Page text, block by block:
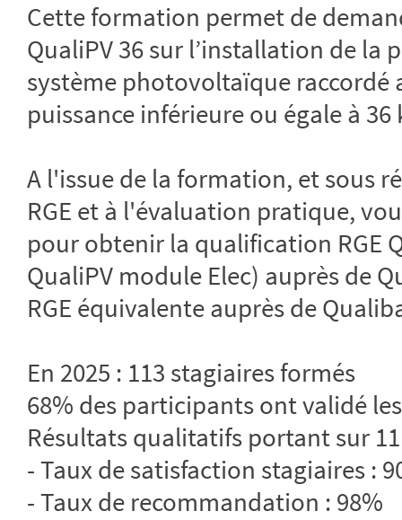
Cette formation permet de
QualiPV 36 sur l’installation de la
système photovoltaïque raccordé
puissance inférieure ou égale à 36
A l'issue de la formation, et sous
RGE et à l'évaluation pratique,
pour obtenir la qualification RGE
QualiPV module Elec) auprès de
RGE équivalente auprès de
En 2025 : 113 stagiaires formés
68% des participants ont validé
Résultats qualitatifs portant sur
- Taux de satisfaction stagiaires :
- Taux de recommandation : 98%